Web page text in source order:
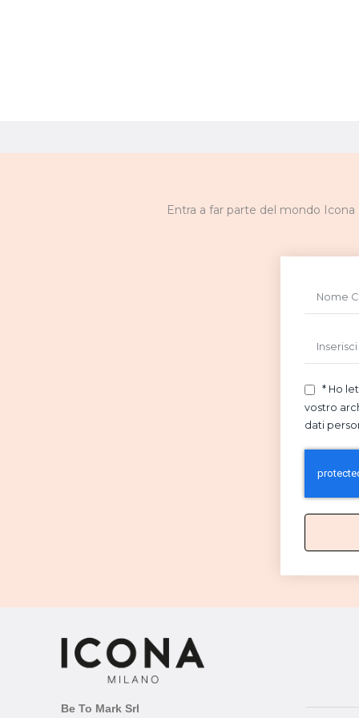
Entra a far parte del mondo
* Ho
vostro
dati
Be To Mark Srl